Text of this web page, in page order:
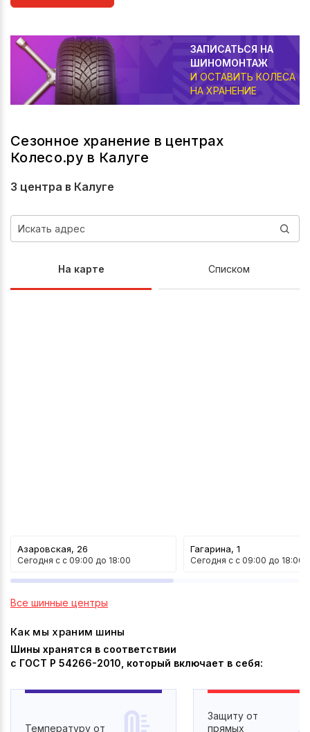
ЗАПИСАТЬСЯ НА
ШИНОМОНТАЖ
И ОСТАВИТЬ КОЛЕСА
НА ХРАНЕНИЕ
Сезонное хранение в центрах
Колесо.ру в Калуге
3 центра в Калуге
На карте Списком
Азаровская, 26
Сегодня с c 09:00 до 18:00
Гагарина, 1
Сегодня с c 09:00 до 18:00
Все шинные центры
Как мы храним шины
Шины хранятся в соответствии
с ГОСТ Р 54266-2010, который включает в себя:
Температуру от
Защиту от
прямых